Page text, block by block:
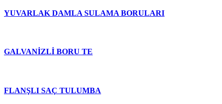
YUVARLAK DAMLA SULAMA BORULARI
GALVANİZLİ BORU TE
FLANŞLI SAÇ TULUMBA